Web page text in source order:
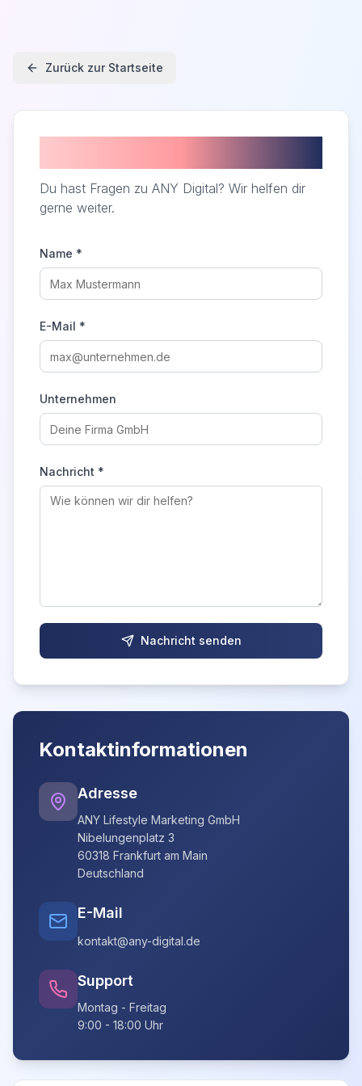
Zurück zur Startseite
Du hast Fragen zu ANY Digital? Wir helfen dir
gerne weiter.
Name *
E-Mail *
Unternehmen
Nachricht *
Nachricht senden
Kontaktinformationen
Adresse
ANY Lifestyle Marketing GmbH
Nibelungenplatz 3
60318 Frankfurt am Main
Deutschland
E-Mail
kontakt@any-digital.de
Support
Montag - Freitag
9:00 - 18:00 Uhr